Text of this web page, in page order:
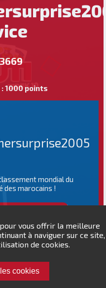
vous offrir la meilleure
à naviguer sur ce site,
de cookies.
cookies
1000 points
mondial du
des marocains !